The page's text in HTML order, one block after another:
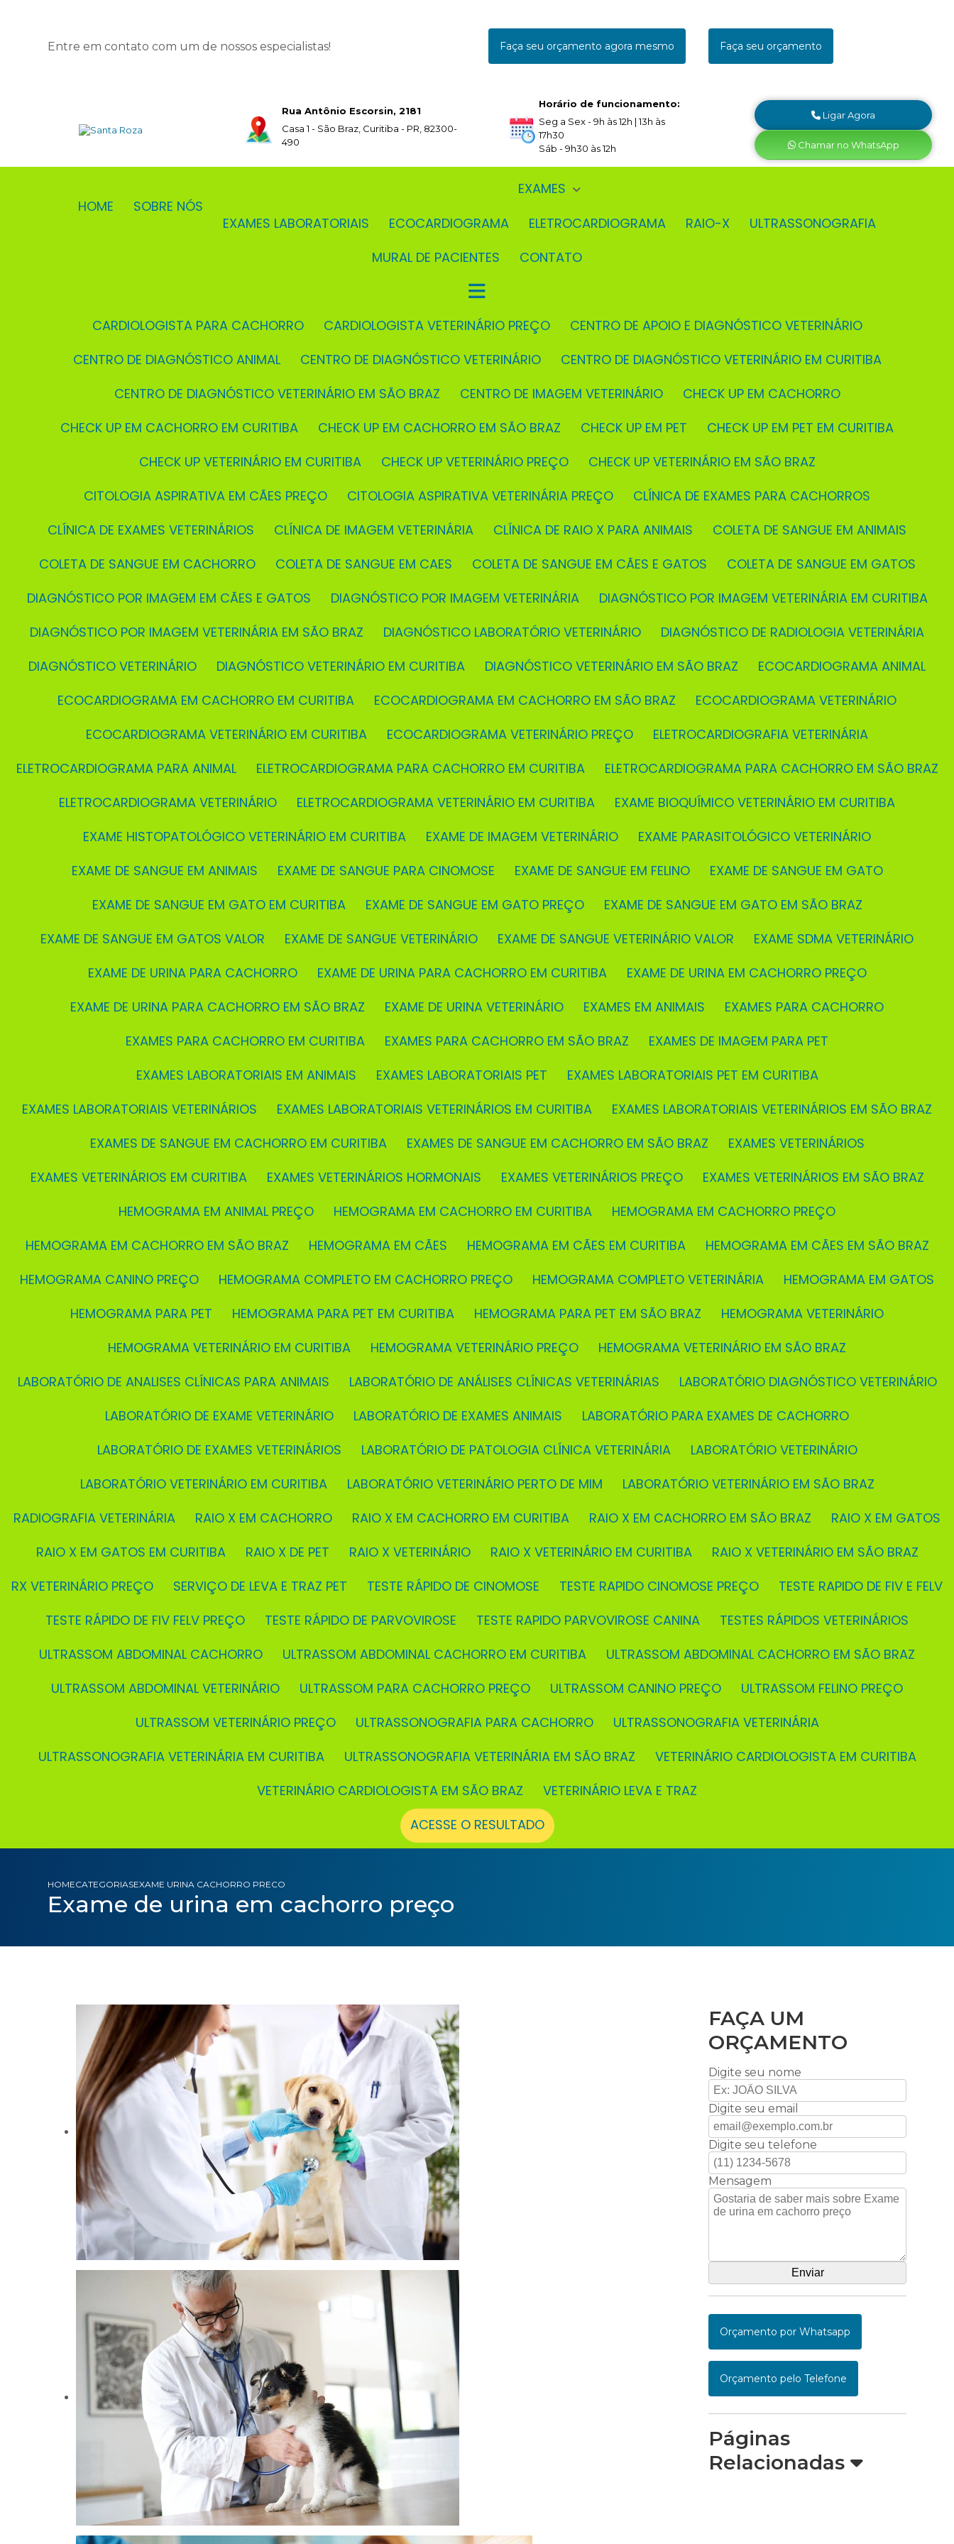
Entre em contato com um de nossos especialistas! Faça seu orçamento agora mesmo Faça seu orçamento
Rua Antônio Escorsin, 2181
Casa 1 - São Braz, Curitiba - PR, 82300-
490
Horário de funcionamento:
Seg a Sex - 9h às 12h | 13h às
17h30
Sáb - 9h30 às 12h
Ligar Agora
Chamar no WhatsApp
HOME SOBRE NÓS
EXAMES
EXAMES LABORATORIAIS
ECOCARDIOGRAMA ELETROCARDIOGRAMA RAIO-X
ULTRASSONOGRAFIA
MURAL DE PACIENTES
CONTATO
CARDIOLOGISTA PARA CACHORRO CARDIOLOGISTA VETERINÁRIO PREÇO
CENTRO DE APOIO E DIAGNÓSTICO VETERINÁRIO
CENTRO DE DIAGNÓSTICO ANIMAL
CENTRO DE DIAGNÓSTICO VETERINÁRIO
CENTRO DE DIAGNÓSTICO VETERINÁRIO EM CURITIBA
CENTRO DE DIAGNÓSTICO VETERINÁRIO EM SÃO BRAZ
CENTRO DE IMAGEM VETERINÁRIO
CHECK UP EM CACHORRO
CHECK UP EM CACHORRO EM CURITIBA
CHECK UP EM CACHORRO EM SÃO BRAZ CHECK UP EM PET
CHECK UP EM PET EM CURITIBA
CHECK UP VETERINÁRIO EM CURITIBA
CHECK UP VETERINÁRIO PREÇO
CHECK UP VETERINÁRIO EM SÃO BRAZ
CITOLOGIA ASPIRATIVA EM CÃES PREÇO
CITOLOGIA ASPIRATIVA VETERINÁRIA PREÇO
CLÍNICA DE EXAMES PARA CACHORROS
CLÍNICA DE EXAMES VETERINÁRIOS
CLÍNICA DE IMAGEM VETERINÁRIA CLÍNICA DE RAIO X PARA ANIMAIS
COLETA DE SANGUE EM ANIMAIS
COLETA DE SANGUE EM CACHORRO
COLETA DE SANGUE EM CAES COLETA DE SANGUE EM CÃES E GATOS
COLETA DE SANGUE EM GATOS
DIAGNÓSTICO POR IMAGEM EM CÃES E GATOS
DIAGNÓSTICO POR IMAGEM VETERINÁRIA
DIAGNÓSTICO POR IMAGEM VETERINÁRIA EM CURITIBA
DIAGNÓSTICO POR IMAGEM VETERINÁRIA EM SÃO BRAZ
DIAGNÓSTICO LABORATÓRIO VETERINÁRIO
DIAGNÓSTICO DE RADIOLOGIA VETERINÁRIA
DIAGNÓSTICO VETERINÁRIO
DIAGNÓSTICO VETERINÁRIO EM CURITIBA DIAGNÓSTICO VETERINÁRIO EM SÃO BRAZ
ECOCARDIOGRAMA ANIMAL
ECOCARDIOGRAMA EM CACHORRO EM CURITIBA
ECOCARDIOGRAMA EM CACHORRO EM SÃO BRAZ
ECOCARDIOGRAMA VETERINÁRIO
ECOCARDIOGRAMA VETERINÁRIO EM CURITIBA
ECOCARDIOGRAMA VETERINÁRIO PREÇO
ELETROCARDIOGRAFIA VETERINÁRIA
ELETROCARDIOGRAMA PARA ANIMAL
ELETROCARDIOGRAMA PARA CACHORRO EM CURITIBA
ELETROCARDIOGRAMA PARA CACHORRO EM SÃO BRAZ
ELETROCARDIOGRAMA VETERINÁRIO
ELETROCARDIOGRAMA VETERINÁRIO EM CURITIBA
EXAME BIOQUÍMICO VETERINÁRIO EM CURITIBA
EXAME HISTOPATOLÓGICO VETERINÁRIO EM CURITIBA
EXAME DE IMAGEM VETERINÁRIO
EXAME PARASITOLÓGICO VETERINÁRIO
EXAME DE SANGUE EM ANIMAIS
EXAME DE SANGUE PARA CINOMOSE EXAME DE SANGUE EM FELINO
EXAME DE SANGUE EM GATO
EXAME DE SANGUE EM GATO EM CURITIBA
EXAME DE SANGUE EM GATO PREÇO
EXAME DE SANGUE EM GATO EM SÃO BRAZ
EXAME DE SANGUE EM GATOS VALOR
EXAME DE SANGUE VETERINÁRIO EXAME DE SANGUE VETERINÁRIO VALOR
EXAME SDMA VETERINÁRIO
EXAME DE URINA PARA CACHORRO
EXAME DE URINA PARA CACHORRO EM CURITIBA
EXAME DE URINA EM CACHORRO PREÇO
EXAME DE URINA PARA CACHORRO EM SÃO BRAZ
EXAME DE URINA VETERINÁRIO EXAMES EM ANIMAIS
EXAMES PARA CACHORRO
EXAMES PARA CACHORRO EM CURITIBA
EXAMES PARA CACHORRO EM SÃO BRAZ
EXAMES DE IMAGEM PARA PET
EXAMES LABORATORIAIS EM ANIMAIS
EXAMES LABORATORIAIS PET
EXAMES LABORATORIAIS PET EM CURITIBA
EXAMES LABORATORIAIS VETERINÁRIOS
EXAMES LABORATORIAIS VETERINÁRIOS EM CURITIBA
EXAMES LABORATORIAIS VETERINÁRIOS EM SÃO BRAZ
EXAMES DE SANGUE EM CACHORRO EM CURITIBA
EXAMES DE SANGUE EM CACHORRO EM SÃO BRAZ
EXAMES VETERINÁRIOS
EXAMES VETERINÁRIOS EM CURITIBA
EXAMES VETERINÁRIOS HORMONAIS EXAMES VETERINÁRIOS PREÇO
EXAMES VETERINÁRIOS EM SÃO BRAZ
HEMOGRAMA EM ANIMAL PREÇO
HEMOGRAMA EM CACHORRO EM CURITIBA
HEMOGRAMA EM CACHORRO PREÇO
HEMOGRAMA EM CACHORRO EM SÃO BRAZ
HEMOGRAMA EM CÃES HEMOGRAMA EM CÃES EM CURITIBA
HEMOGRAMA EM CÃES EM SÃO BRAZ
HEMOGRAMA CANINO PREÇO
HEMOGRAMA COMPLETO EM CACHORRO PREÇO HEMOGRAMA COMPLETO VETERINÁRIA
HEMOGRAMA EM GATOS
HEMOGRAMA PARA PET
HEMOGRAMA PARA PET EM CURITIBA HEMOGRAMA PARA PET EM SÃO BRAZ
HEMOGRAMA VETERINÁRIO
HEMOGRAMA VETERINÁRIO EM CURITIBA
HEMOGRAMA VETERINÁRIO PREÇO
HEMOGRAMA VETERINÁRIO EM SÃO BRAZ
LABORATÓRIO DE ANALISES CLÍNICAS PARA ANIMAIS
LABORATÓRIO DE ANÁLISES CLÍNICAS VETERINÁRIAS
LABORATÓRIO DIAGNÓSTICO VETERINÁRIO
LABORATÓRIO DE EXAME VETERINÁRIO
LABORATÓRIO DE EXAMES ANIMAIS
LABORATÓRIO PARA EXAMES DE CACHORRO
LABORATÓRIO DE EXAMES VETERINÁRIOS
LABORATÓRIO DE PATOLOGIA CLÍNICA VETERINÁRIA
LABORATÓRIO VETERINÁRIO
LABORATÓRIO VETERINÁRIO EM CURITIBA
LABORATÓRIO VETERINÁRIO PERTO DE MIM
LABORATÓRIO VETERINÁRIO EM SÃO BRAZ
RADIOGRAFIA VETERINÁRIA
RAIO X EM CACHORRO RAIO X EM CACHORRO EM CURITIBA RAIO X EM CACHORRO EM SÃO BRAZ
RAIO X EM GATOS
RAIO X EM GATOS EM CURITIBA
RAIO X DE PET RAIO X VETERINÁRIO RAIO X VETERINÁRIO EM CURITIBA
RAIO X VETERINÁRIO EM SÃO BRAZ
RX VETERINÁRIO PREÇO
SERVIÇO DE LEVA E TRAZ PET TESTE RÁPIDO DE CINOMOSE TESTE RAPIDO CINOMOSE PREÇO
TESTE RAPIDO DE FIV E FELV
TESTE RÁPIDO DE FIV FELV PREÇO
TESTE RÁPIDO DE PARVOVIROSE TESTE RAPIDO PARVOVIROSE CANINA
TESTES RÁPIDOS VETERINÁRIOS
ULTRASSOM ABDOMINAL CACHORRO
ULTRASSOM ABDOMINAL CACHORRO EM CURITIBA
ULTRASSOM ABDOMINAL CACHORRO EM SÃO BRAZ
ULTRASSOM ABDOMINAL VETERINÁRIO
ULTRASSOM PARA CACHORRO PREÇO ULTRASSOM CANINO PREÇO
ULTRASSOM FELINO PREÇO
ULTRASSOM VETERINÁRIO PREÇO
ULTRASSONOGRAFIA PARA CACHORRO
ULTRASSONOGRAFIA VETERINÁRIA
ULTRASSONOGRAFIA VETERINÁRIA EM CURITIBA
ULTRASSONOGRAFIA VETERINÁRIA EM SÃO BRAZ
VETERINÁRIO CARDIOLOGISTA EM CURITIBA
VETERINÁRIO CARDIOLOGISTA EM SÃO BRAZ
VETERINÁRIO LEVA E TRAZ
ACESSE O RESULTADO
HOMECATEGORIASEXAME URINA CACHORRO PRECO
Exame de urina em cachorro preço
FAÇA UM
ORÇAMENTO
Digite seu nome
Digite seu email
Digite seu telefone
Mensagem
Orçamento por Whatsapp
Orçamento pelo Telefone
Páginas
Relacionadas